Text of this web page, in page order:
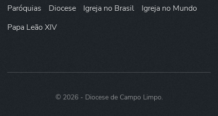
Paróquias Diocese Igreja no Brasil
Igreja no Mundo
Papa Leão XIV
© 2026- Diocese de Campo Limpo.